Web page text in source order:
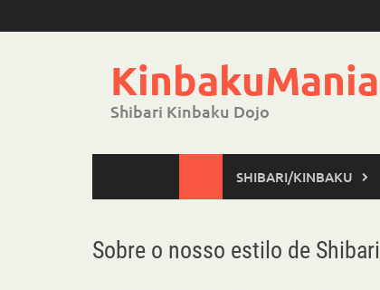
to
KinbakuMania
Shibari Kinbaku Dojo
SHIBARI/KINBAKU
Sobre o nosso estilo de Shibari